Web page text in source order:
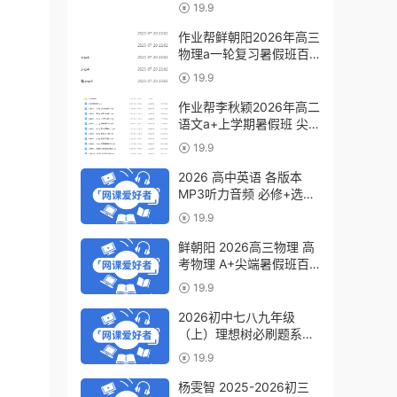
班）
19.9
作业帮鲜朝阳2026年高三
物理a一轮复习暑假班百
度网盘下载
19.9
作业帮李秋颖2026年高二
语文a+上学期暑假班 尖
端班百度网盘下载
19.9
2026 高中英语 各版本
MP3听力音频 必修+选修
6.07GB百度网盘下载
19.9
鲜朝阳 2026高三物理 高
考物理 A+尖端暑假班百
度网盘下载
19.9
2026初中七八九年级
（上）理想树必刷题系列
百度网盘下载
19.9
杨雯智 2025-2026初三